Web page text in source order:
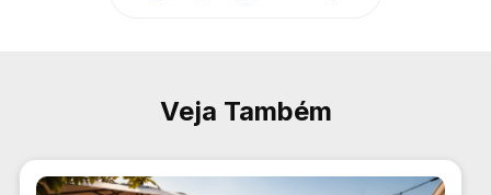
Veja Também